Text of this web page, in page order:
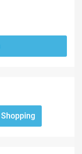
Shopping